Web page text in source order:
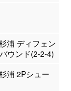
浦 ディフェン
ウンド(2-2-4)
浦 2Pシュー